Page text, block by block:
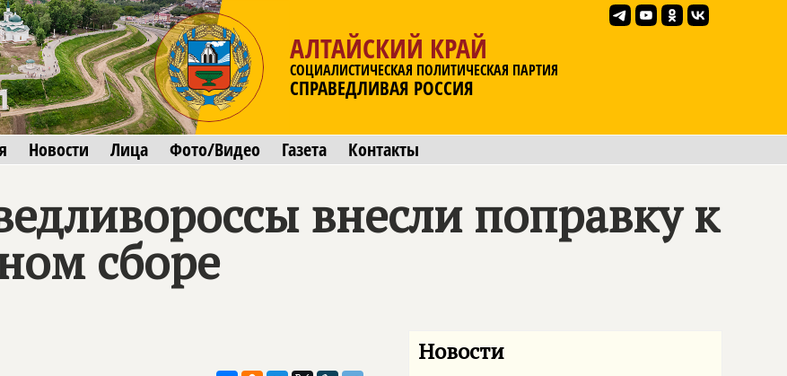
АЛТАЙСКИЙ КРАЙ
СОЦИАЛИСТИЧЕСКАЯ ПОЛИТИЧЕСКАЯ ПАРТИЯ
СПРАВЕДЛИВАЯ РОССИЯ
Новости Лица Фото/Видео Газета Контакты
внесли поправку к
сборе
Новости